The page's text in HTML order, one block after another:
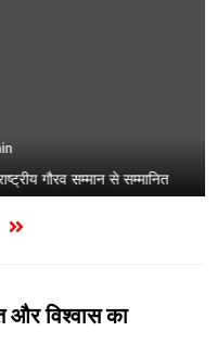
सम्मान से सम्मानित
और विश्वास का